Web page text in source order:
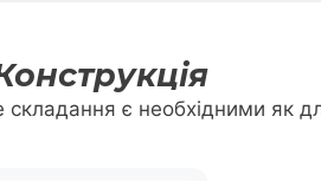
складання є необхідними як